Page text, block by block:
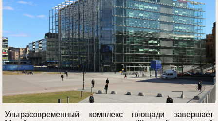
Ультрасовременный комплекс площади завершает